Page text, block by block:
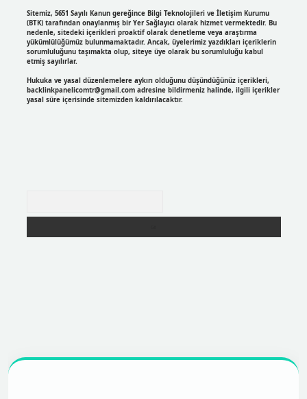
Sitemiz, 5651 Sayılı Kanun gereğince Bilgi Teknolojileri ve İletişim Kurumu
(BTK) tarafından onaylanmış bir Yer Sağlayıcı olarak hizmet vermektedir. Bu
nedenle, sitedeki içerikleri proaktif olarak denetleme veya araştırma
yükümlülüğümüz bulunmamaktadır. Ancak, üyelerimiz yazdıkları içeriklerin
sorumluluğunu taşımakta olup, siteye üye olarak bu sorumluluğu kabul
etmiş sayılırlar.
Hukuka ve yasal düzenlemelere aykırı olduğunu düşündüğünüz içerikleri,
backlinkpanelicomtr@gmail.comadresine bildirmeniz halinde, ilgili içerikler
yasal süre içerisinde sitemizden kaldırılacaktır.